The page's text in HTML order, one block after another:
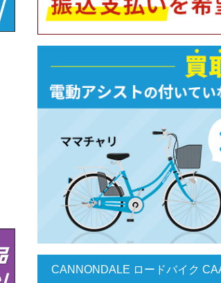
CANNONDALE ロードバイク